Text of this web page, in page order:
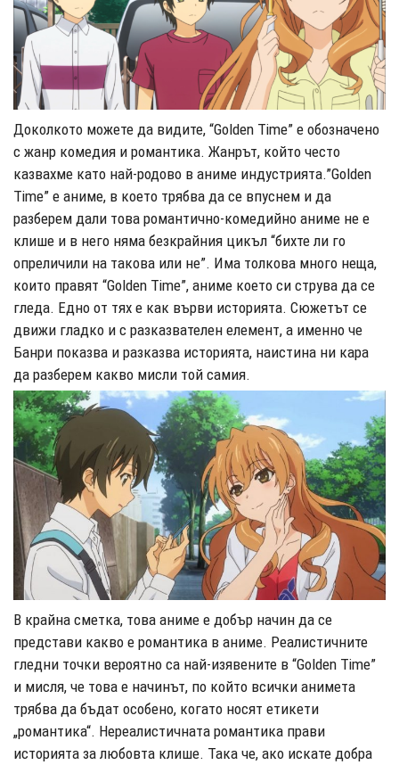
Доколкото можете да видите, “Golden Time” е обозначено
с жанр комедия и романтика. Жанрът, който често
казвахме като най-родово в аниме индустрията.”Golden
Time” е аниме, в което трябва да се впуснем и да
разберем дали това романтично-комедийно аниме не е
клише и в него няма безкрайния цикъл “бихте ли го
опреличили на такова или не”. Има толкова много неща,
които правят “Golden Time”, аниме което си струва да се
гледа. Едно от тях е как върви историята. Сюжетът се
движи гладко и с разказвателен елемент, а именно че
Банри показва и разказва историята, наистина ни кара
да разберем какво мисли той самия.
В крайна сметка, това аниме е добър начин да се
представи какво е романтика в аниме. Реалистичните
гледни точки вероятно са най-изявените в “Golden Time”
и мисля, че това е начинът, по който всички анимета
трябва да бъдат особено, когато носят етикети
„романтика“. Нереалистичната романтика прави
историята за любовта клише. Така че, ако искате добра